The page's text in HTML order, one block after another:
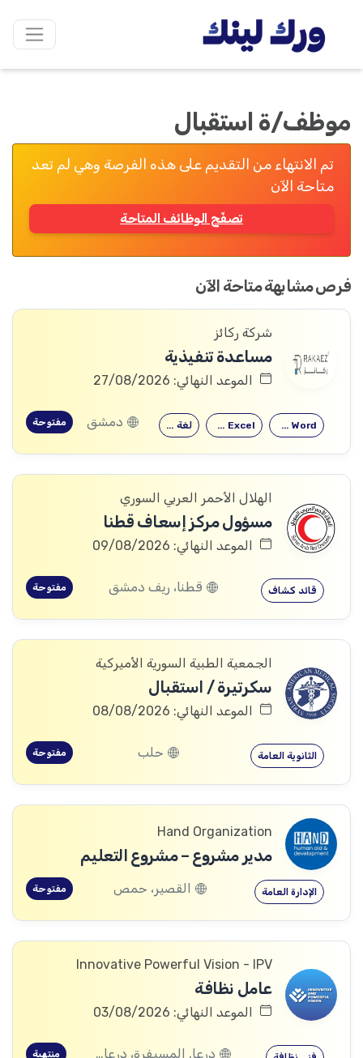
موظف/ة استقبال
تم الانتهاء من التقديم على هذه الفرصة وهي لم تعد
متاحة الآن
تصفّح الوظائف المتاحة
فرص مشابهة متاحة الآن
شركة ركائز
مساعدة تنفيذية
الموعد النهائي: 27/08/2026
لغة إنكليزية Microsoft Excel Microsoft Word دمشق مفتوحة
الهلال الأحمر العربي السوري
مسؤول مركز إسعاف قطنا
الموعد النهائي: 09/08/2026
قائد كشاف قطنا، ريف دمشق مفتوحة
الجمعية الطبية السورية الأميركية
سكرتيرة / استقبال
الموعد النهائي: 08/08/2026
الثانوية العامة حلب مفتوحة
Hand Organization
مدير مشروع – مشروع التعليم
الإدارة العامة القصير، حمص مفتوحة
Innovative Powerful Vision - IPV
عامل نظافة
الموعد النهائي: 03/08/2026
درعا, المسيفرة، درعا, الجيزة، درعا, بصر الحرير، درعا منتهية